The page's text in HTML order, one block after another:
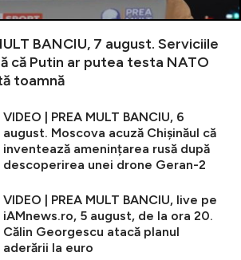
BANCIU, 7 august. Serviciile
că Putin ar putea testa NATO
toamnă
VIDEO | PREA MULT BANCIU, 6
august. Moscova acuză Chișinăul că
inventează amenințarea rusă după
descoperirea unei drone Geran-2
VIDEO | PREA MULT BANCIU, live pe
iAMnews.ro, 5 august, de la ora 20.
Călin Georgescu atacă planul
aderării la euro